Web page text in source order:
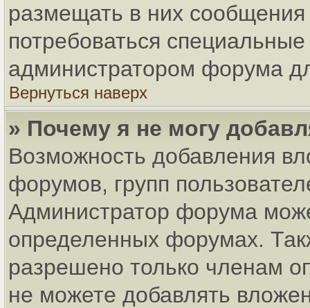
размещать в них
потребоваться
администратором форума
Вернуться наверх
» Почему я не могу
Возможность добавления
форумов, групп
Администратор форума
определенных форумах.
разрешено только членам
не можете добавлять